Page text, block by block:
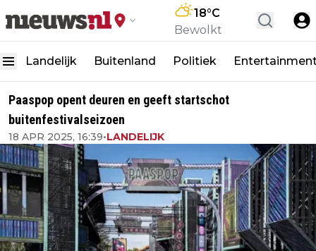
18°C
Bewolkt
Landelijk Buitenland Politiek
Paaspop opent deuren en geeft startschot
buitenfestivalseizoen
18 APR 2025, 16:39•LANDELIJK